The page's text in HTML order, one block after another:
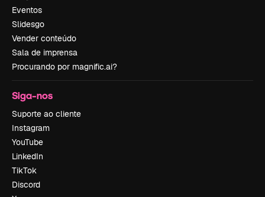
Eventos
Slidesgo
Vender conteúdo
Sala de imprensa
Procurando por magnific.ai?
Siga-nos
Suporte ao cliente
Instagram
YouTube
LinkedIn
TikTok
Discord